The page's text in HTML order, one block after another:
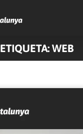
ETIQUETA: WEB